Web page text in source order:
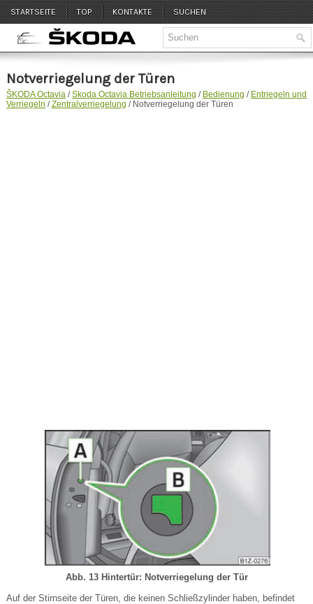
STARTSEITE TOP KONTAKTE SUCHEN
Notverriegelung der Türen
ŠKODA Octavia/Skoda Octavia Betriebsanleitung / Bedienung / Entriegeln und
Verriegeln /Zentralverriegelung / Notverriegelung der Türen
Abb. 13 Hintertür: Notverriegelung der Tür
Auf der Stirnseite der Türen, die keinen Schließzylinder haben, befindet